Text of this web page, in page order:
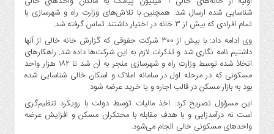
صنایع
غذایی
و
بین
الملل
نگاه
روز
گوناگون
شناسایی شده ارسال شد. همچنین با تلاش‌های وزارت راه و شهرسازی با
تمام افرادی که بیش از ۳ خانه در اختیار داشتند تماس گرفته شد.
وی ادامه داد: با بیش از ۳۰۰ شرکت حقوقی که گزارش خانه خالی از آنها
داشتیم نامه نگاری شد و تذکرات لازم به این شرکت‌ها داده شد. راهکارهای
اتخاذ شده توسط وزارت راه و شهرسازی منجر به آن شد تا ۱۸۲ هزار واحد
مسکونی که در مرحله اول در سامانه املاک و اسکان خالی شناسایی شده
بود به بازار مسکن در قالب اجاره و یا خرید عرضه شود.
این مسؤول تصریح کرد: اخذ مالیات توسط دولت با رویکرد تنظیم‌گری
است نه درآمدزایی و با هدف مقابله با محتکران مسکن و افزایش عرضه
واحدهای مسکونی خالی انجام می‌شود.